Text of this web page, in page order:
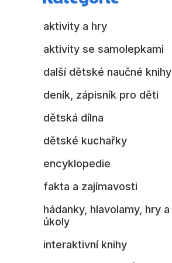
aktivity a hry
aktivity se samolepkami
další dětské naučné knihy
deník, zápisník pro děti
dětská dílna
dětské kuchařky
encyklopedie
fakta a zajímavosti
hádanky, hlavolamy, hry a
úkoly
interaktivní knihy